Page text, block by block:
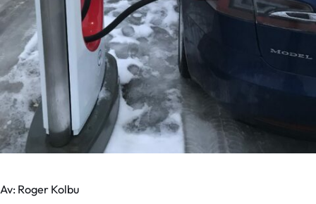
Av: Roger Kolbu